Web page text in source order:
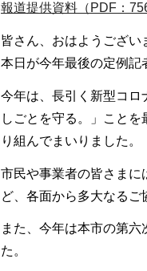
報道提供資料（PDF：
皆さん、おはようござい
本日が今年最後の定例記
今年は、長引く新型コロ
しごとを守る。」こと
り組んでまいりました。
市民や事業者の皆さまに
ど、各面から多大なるご
また、今年は本市の第
た。